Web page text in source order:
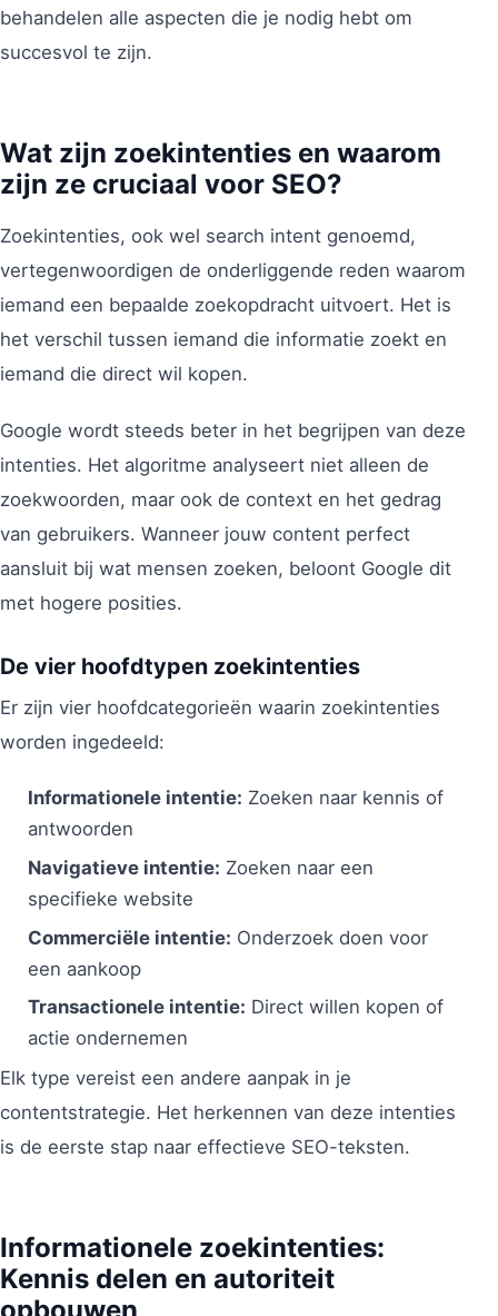
behandelen alle aspecten die je nodig hebt om
succesvol te zijn.
Wat zijn zoekintenties en waarom
zijn ze cruciaal voor SEO?
Zoekintenties, ook wel search intent genoemd,
vertegenwoordigen de onderliggende reden waarom
iemand een bepaalde zoekopdracht uitvoert. Het is
het verschil tussen iemand die informatie zoekt en
iemand die direct wil kopen.
Google wordt steeds beter in het begrijpen van deze
intenties. Het algoritme analyseert niet alleen de
zoekwoorden, maar ook de context en het gedrag
van gebruikers. Wanneer jouw content perfect
aansluit bij wat mensen zoeken, beloont Google dit
met hogere posities.
De vier hoofdtypen zoekintenties
Er zijn vier hoofdcategorieën waarin zoekintenties
worden ingedeeld:
Informationele intentie: Zoeken naar kennis of
antwoorden
Navigatieve intentie: Zoeken naar een
specifieke website
Commerciële intentie: Onderzoek doen voor
een aankoop
Transactionele intentie: Direct willen kopen of
actie ondernemen
Elk type vereist een andere aanpak in je
contentstrategie. Het herkennen van deze intenties
is de eerste stap naar effectieve SEO-teksten.
Informationele zoekintenties:
Kennis delen en autoriteit